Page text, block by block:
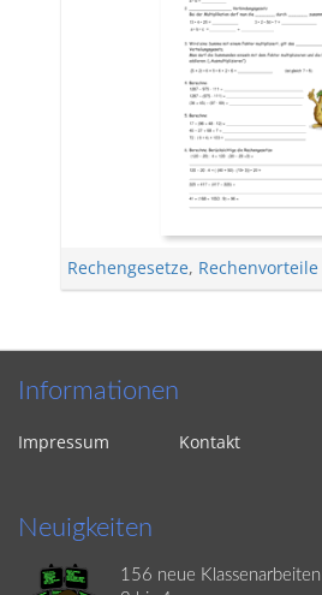
Rechengesetze, Rechenvorteile
Informationen
Impressum Kontakt
Neuigkeiten
156 neue